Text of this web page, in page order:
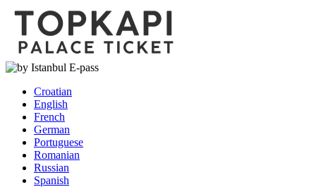
Croatian
English
French
German
Portuguese
Romanian
Russian
Spanish